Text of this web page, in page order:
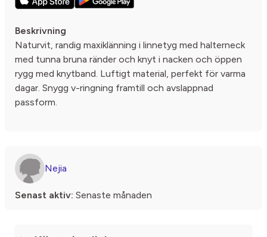
Beskrivning
Naturvit, randig maxiklänning i linnetyg med halterneck
med tunna bruna ränder och knyt i nacken och öppen
rygg med knytband. Luftigt material, perfekt för varma
dagar. Snygg v-ringning framtill och avslappnad
passform.
Nejia
Senast aktiv: Senaste månaden